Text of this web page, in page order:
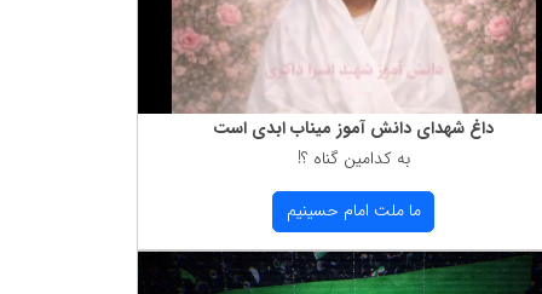
داغ شهدای دانش آموز میناب ابدی است
به كدامین گناه ؟!
ما ملت امام حسینیم